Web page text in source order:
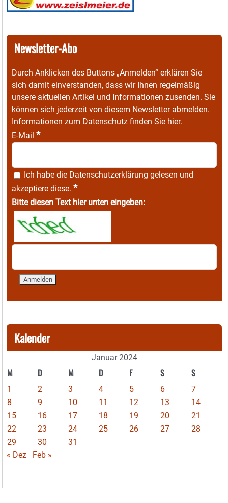
Newsletter-Abo
Durch Anklicken des Buttons „Anmelden“ erklären Sie
sich damit einverstanden, dass wir Ihnen regelmäßig
unsere aktuellen Artikel und Informationen zusenden. Sie
können sich jederzeit von diesem Newsletter abmelden.
Informationen zum Datenschutz finden Sie hier.
E-Mail *
Ich habe die Datenschutzerklärung gelesen und
akzeptiere diese. *
Bitte diesen Text hier unten eingeben:
Kalender
Januar 2024
M D M D F S S
1 2 3 4 5 6
7
8
9 10 11 12 13
14
15
16 17 18 19 20
21
22
23 24 25 26 27
28
29
30
31
« Dez
Feb »